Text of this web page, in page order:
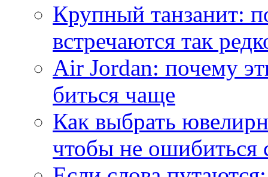
Крупный танзанит:
встречаются так
Air Jordan: почему
биться чаще
Как выбрать
чтобы не ошибиться